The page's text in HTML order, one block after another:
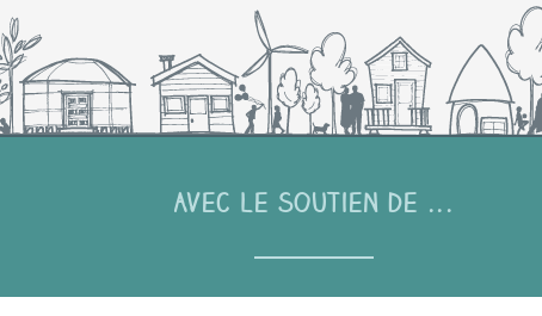
Avec le soutien de ...